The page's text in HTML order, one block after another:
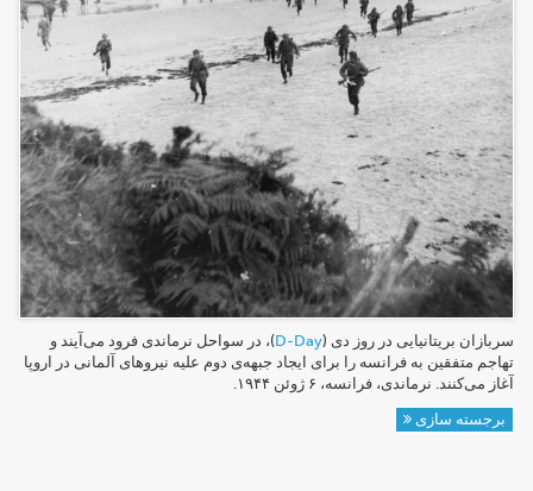
سربازان بریتانیایی در روز دی (D-Day)، در سواحل نرماندی فرود می‌آیند و
تهاجم متفقین به فرانسه را برای ایجاد جبهه‌ی دوم علیه نیروهای آلمانی در اروپا
آغاز می‌کنند. نرماندی، فرانسه، ۶ ژوئن ۱۹۴۴.
برجسته سازی